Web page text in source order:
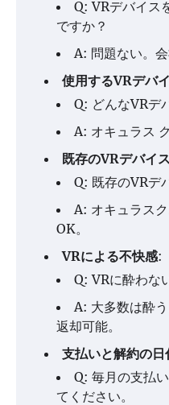
Q: VRデバイス
ですか？
A: 問題ない。
使用するVRデバ
Q: どんなVRデ
A: オキュラス
既存のVRデバイ
Q: 既存のVRデ
A: オキュラス
OK。
VRによる不快感:
Q: VRに酔わな
A: 大多数は酔
返却可能。
支払いと解約の日
Q: 毎月の支払
てください。